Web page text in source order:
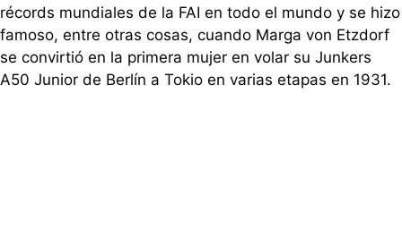
récords mundiales de la FAI en todo el mundo y se hizo
famoso, entre otras cosas, cuando Marga von Etzdorf
se convirtió en la primera mujer en volar su Junkers
A50 Junior de Berlín a Tokio en varias etapas en 1931.